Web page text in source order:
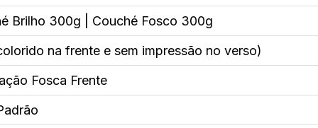
Brilho 300g | Couché Fosco 300g
na frente e sem impressão no verso)
Fosca Frente